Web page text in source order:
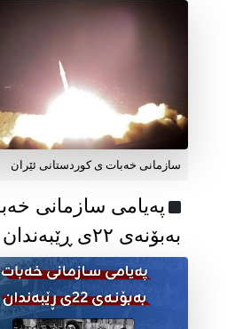
سازمانی خەبات ی کوردستانی ئێران
پەیامی سازمانی
بەبۆنەی ۲۲ی ڕێبەندان